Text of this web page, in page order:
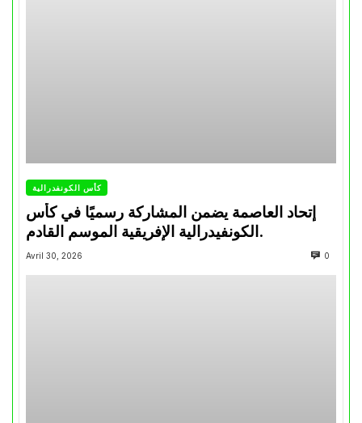
كأس الكونفدرالية
إتحاد العاصمة يضمن المشاركة رسميًا في كأس
الكونفيدرالية الإفريقية الموسم القادم.
Avril 30, 2026 0